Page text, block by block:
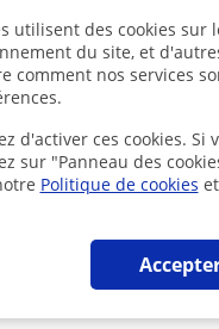
utilisent des cookies sur
du site, et
comment nos services
d'activer ces cookies. Si
sur "Panneau des
Politique de cookies et
scolaire et aide
collège sur
à toutes et à tous,Je
en ligne